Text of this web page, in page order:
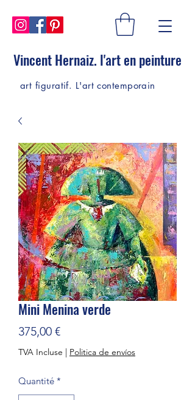
Vincent Hernaiz. l'art en peinture
art figuratif. L'art contemporain
Mini Menina verde
375,00 €Prix
TVA Incluse | Politica de envíos
Quantité *